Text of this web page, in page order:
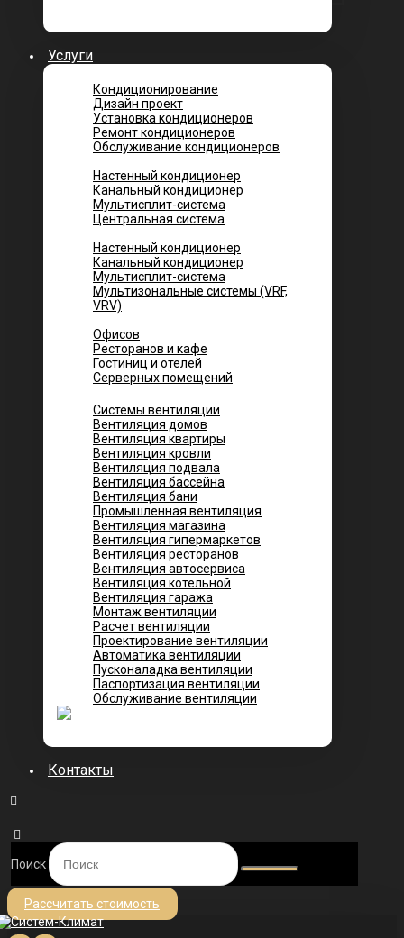
Услуги
Кондиционирование
Дизайн проект
Установка кондиционеров
Ремонт кондиционеров
Обслуживание кондиционеров
Настенный кондиционер
Канальный кондиционер
Мультисплит-система
Центральная система
Настенный кондиционер
Канальный кондиционер
Мультисплит-система
Мультизональные системы (VRF,
VRV)
Офисов
Ресторанов и кафе
Гостиниц и отелей
Серверных помещений
Системы вентиляции
Вентиляция домов
Вентиляция квартиры
Вентиляция кровли
Вентиляция подвала
Вентиляция бассейна
Вентиляция бани
Промышленная вентиляция
Вентиляция магазина
Вентиляция гипермаркетов
Вентиляция ресторанов
Вентиляция автосервиса
Вентиляция котельной
Вентиляция гаража
Монтаж вентиляции
Расчет вентиляции
Проектирование вентиляции
Автоматика вентиляции
Пусконаладка вентиляции
Паспортизация вентиляции
Обслуживание вентиляции
Контакты
Поиск
Рассчитать стоимость